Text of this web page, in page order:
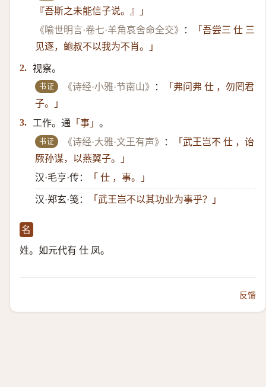
『吾斯之未能信子说。』」
《喻世明言·卷七·羊角哀舍命全交》
：
「吾尝三 仕 三
见逐，鲍叔不以我为不肖。」
2. 视察。
书证 《诗经·小雅·节南山》 ：
「弗问弗 仕 ，勿罔君
子。」
3. 工作。通 「事」 。
书证 《诗经·大雅·文王有声》 ：
「武王岂不 仕 ，诒
厥孙谋，以燕翼子。」
汉·毛亨·传：
「 仕 ，事。」
汉·郑玄·笺： 「武王岂不以其功业为事乎？」
名
姓。如元代有 仕 凤。
反馈